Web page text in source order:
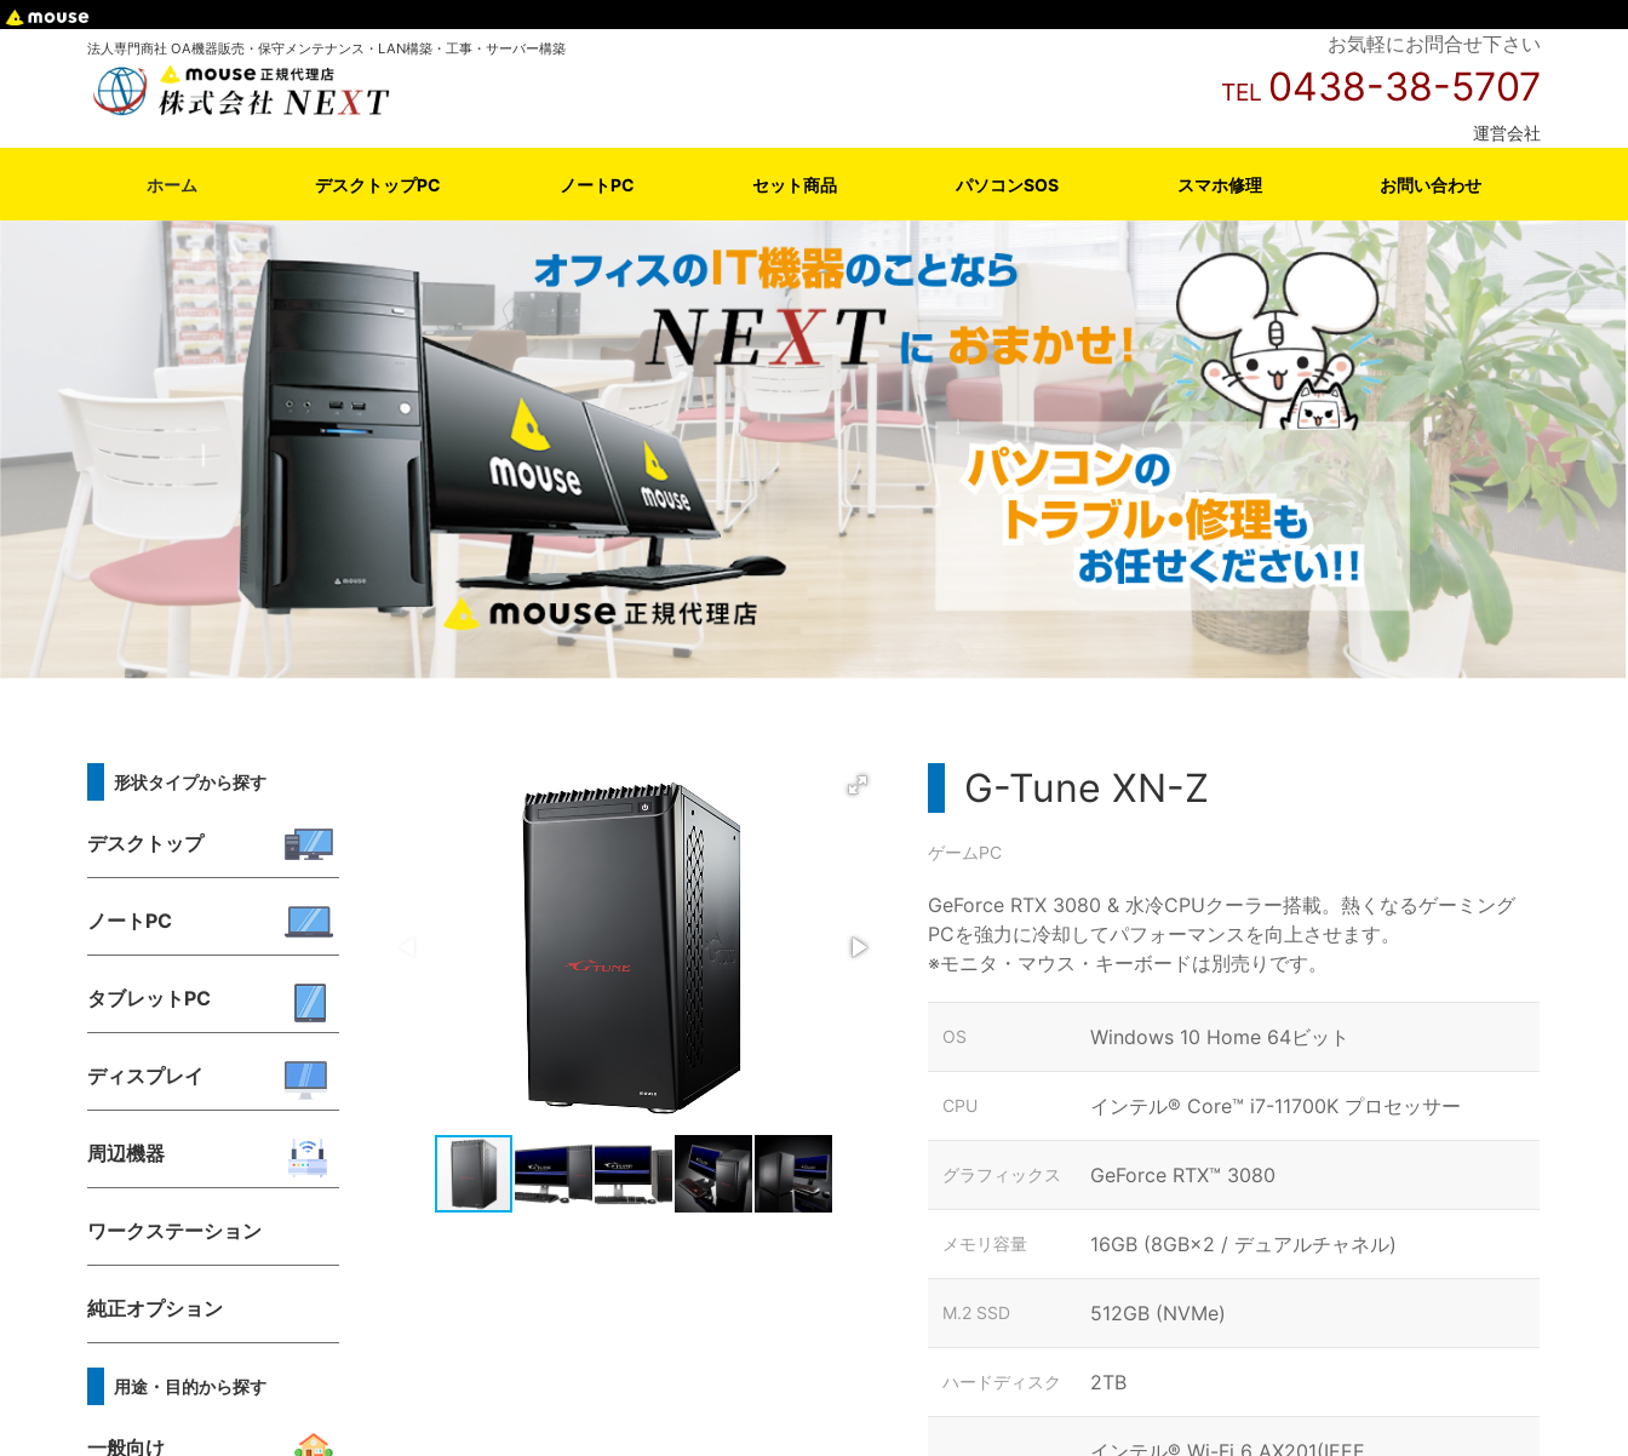
法人専門商社 OA機器販売・保守メンテナンス・LAN構築・工事・サーバー構築 お気軽にお問合せ下さい
TEL 0438-38-5707
運営会社
ホーム デスクトップPC ノートPC セット商品 パソコンSOS スマホ修理 お問い合わせ
形状タイプから探す
デスクトップ
ノートPC
タブレットPC
ディスプレイ
周辺機器
ワークステーション
純正オプション
用途・目的から探す
一般向け
G-Tune XN-Z
ゲームPC
GeForce RTX 3080 & 水冷CPUクーラー搭載。熱くなるゲーミング
PCを強力に冷却してパフォーマンスを向上させます。
※モニタ・マウス・キーボードは別売りです。
OS Windows 10 Home 64ビット
CPU インテル® Core™ i7-11700K プロセッサー
グラフィックス GeForce RTX™ 3080
メモリ容量 16GB (8GB×2 / デュアルチャネル)
M.2 SSD 512GB (NVMe)
ハードディスク 2TB
インテル® Wi-Fi 6 AX201(IEEE